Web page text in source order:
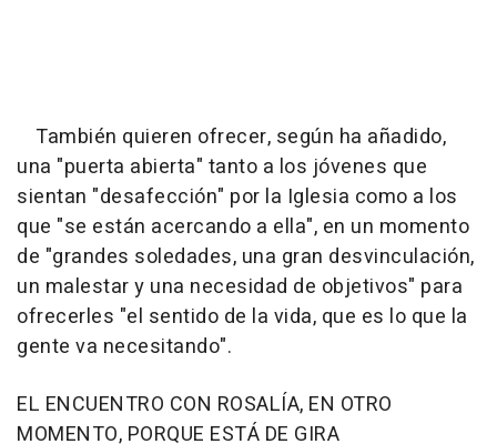
También quieren ofrecer, según ha añadido,
una "puerta abierta" tanto a los jóvenes que
sientan "desafección" por la Iglesia como a los
que "se están acercando a ella", en un momento
de "grandes soledades, una gran desvinculación,
un malestar y una necesidad de objetivos" para
ofrecerles "el sentido de la vida, que es lo que la
gente va necesitando".
EL ENCUENTRO CON ROSALÍA, EN OTRO
MOMENTO, PORQUE ESTÁ DE GIRA